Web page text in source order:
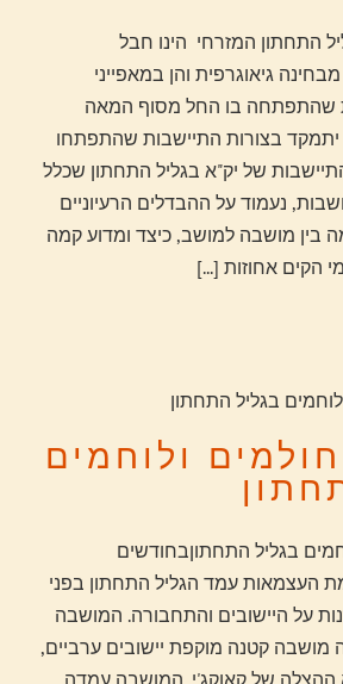
התחתון המזרחי הינו חבל
מבחינה גיאוגרפית והן במאפייני
שהתפתחה בו החל מסוף המאה
בצורות התיישבות שהתפתחו
של יק"א בגליל התחתון שכלל
נעמוד על ההבדלים הרעיוניים
בין מושבה למושב, כיצד ומדוע קמה
הקים אחוזות [...]
ולוחמים
בגליל התחתוןבחודשים
העצמאות עמד הגליל התחתון בפני
על היישובים והתחבורה. המושבה
מושבה קטנה מוקפת יישובים ערביים,
ההצלה של קאוקג'י. המושבה עמדה